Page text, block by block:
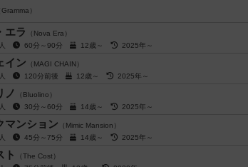
Gramma）
エラ
（Nova Era）
60分～90分 12歳～ 2025年～
イン （MAGI CHAIN）
120分前後 12歳～ 2025年～
ノ
（Bluolino）
30分～60分 14歳～ 2025年～
マンション （Mimic Mansion）
45分～75分 14歳～ 2025年～
ト
（The Cost）